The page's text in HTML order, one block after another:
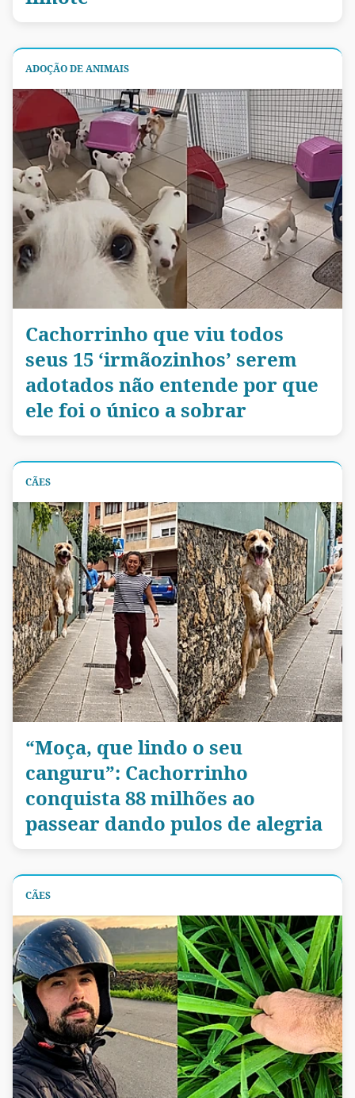
ADOÇÃO DE ANIMAIS
Cachorrinho que viu todos
seus 15 ‘irmãozinhos’ serem
adotados não entende por que
ele foi o único a sobrar
CÃES
“Moça, que lindo o seu
canguru”: Cachorrinho
conquista 88 milhões ao
passear dando pulos de alegria
CÃES